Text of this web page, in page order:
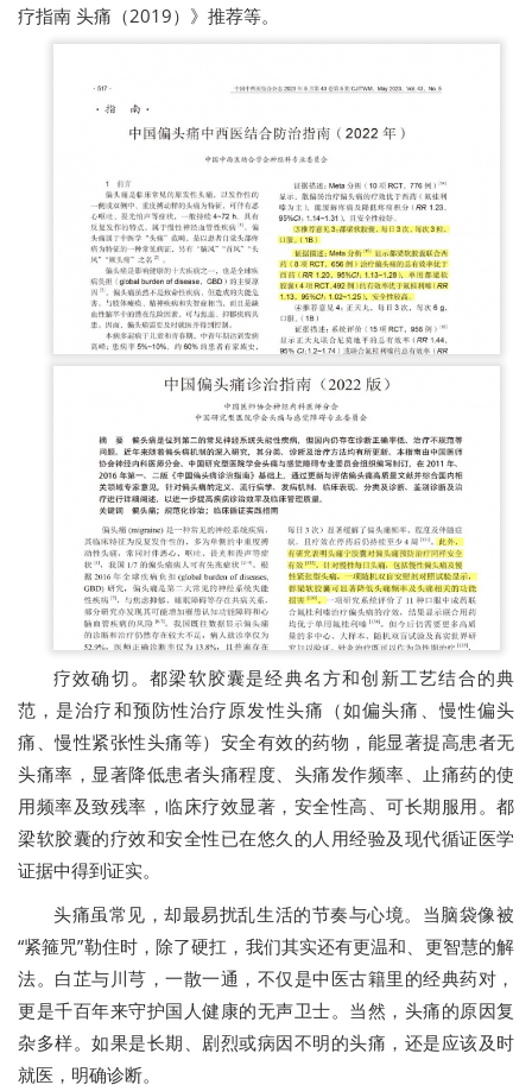
疗指南 头痛（2019）》推荐等。
疗效确切。都梁软胶囊是经典名方和创新工艺结合的典
范，是治疗和预防性治疗原发性头痛（如偏头痛、慢性偏头
痛、慢性紧张性头痛等）安全有效的药物，能显著提高患者无
头痛率，显著降低患者头痛程度、头痛发作频率、止痛药的使
用频率及致残率，临床疗效显著，安全性高、可长期服用。都
梁软胶囊的疗效和安全性已在悠久的人用经验及现代循证医学
证据中得到证实。
头痛虽常见，却最易扰乱生活的节奏与心境。当脑袋像被
“紧箍咒”勒住时，除了硬扛，我们其实还有更温和、更智慧的解
法。白芷与川芎，一散一通，不仅是中医古籍里的经典药对，
更是千百年来守护国人健康的无声卫士。当然，头痛的原因复
杂多样。如果是长期、剧烈或病因不明的头痛，还是应该及时
就医，明确诊断。